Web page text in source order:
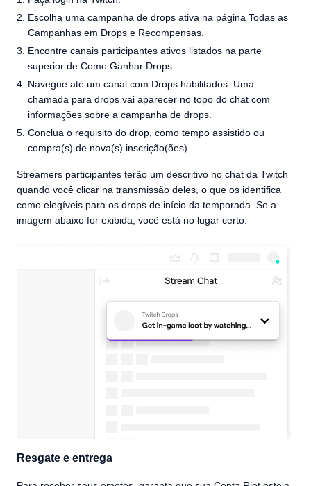
Escolha uma campanha de drops ativa na página Todas as
Campanhas em Drops e Recompensas.
Encontre canais participantes ativos listados na parte
superior de Como Ganhar Drops.
Navegue até um canal com Drops habilitados. Uma
chamada para drops vai aparecer no topo do chat com
informações sobre a campanha de drops.
Conclua o requisito do drop, como tempo assistido ou
compra(s) de nova(s) inscrição(ões).
Streamers participantes terão um descritivo no chat da Twitch
quando você clicar na transmissão deles, o que os identifica
como elegíveis para os drops de início da temporada. Se a
imagem abaixo for exibida, você está no lugar certo.
Resgate e entrega